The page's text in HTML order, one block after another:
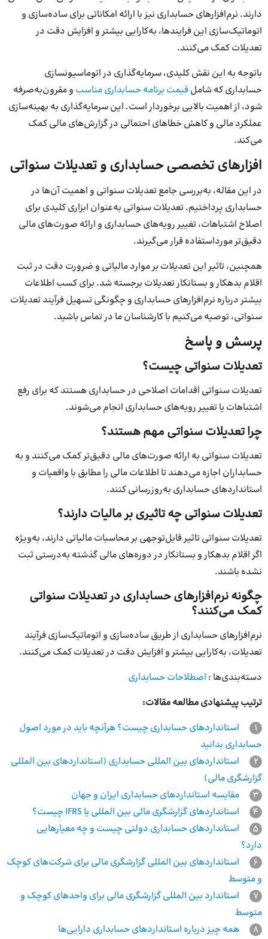
دارند. نرم‌افزارهای حسابداری نیز با ارائه امکاناتی برای ساده‌سازی و
اتوماتیک‌سازی این فرایندها، به‌کارایی بیشتر و افزایش دقت در
تعدیلات کمک می‌کنند.
با‌توجه به این نقش کلیدی، سرمایه‌گذاری در اتوماسیون‎سازی
حسابداری که شامل قیمت برنامه حسابداری مناسب و مقرون‌به‌صرفه‌
شود، از اهمیت بالایی برخوردار است. این سرمایه‌گذاری به بهینه‌سازی
عملکرد مالی و کاهش خطاهای احتمالی در گزارش‌های مالی کمک
می‌کند.
افزارهای تخصصی حسابداری و تعدیلات سنواتی
در این مقاله، به‌بررسی جامع تعدیلات سنواتی و اهمیت آن‌ها در
حسابداری پرداختیم. تعدیلات سنواتی به‌عنوان ابزاری کلیدی برای
اصلاح اشتباهات، تغییر رویه‌های حسابداری و ارائه صورت‌های مالی
دقیق‌تر مورداستفاده قرار می‌گیرند.
همچنین، تاثیر این تعدیلات بر موارد مالیاتی و ضرورت دقت در ثبت
اقلام بدهکار و بستانکار تعدیلات برجسته شد. برای کسب اطلاعات
بیشتر درباره نرم‌افزارهای حسابداری و چگونگی تسهیل فرآیند تعدیلات
سنواتی، توصیه می‌کنیم با کارشناسان ما در تماس باشید.
پرسش و پاسخ
تعدیلات سنواتی چیست؟
تعدیلات سنواتی اقدامات اصلاحی در حسابداری هستند که برای رفع
اشتباهات یا تغییر رویه‌های حسابداری انجام می‌شوند.
چرا تعدیلات سنواتی مهم هستند؟
تعدیلات سنواتی به ارائه صورت‌های مالی دقیق‌تر کمک می‌کنند و به
حسابداران اجازه می‌دهند تا اطلاعات مالی را مطابق با واقعیات و
استانداردهای حسابداری به‌روزرسانی کنند.
تعدیلات سنواتی چه تاثیری بر مالیات دارند؟
تعدیلات سنواتی تاثیر قابل‌توجهی بر محاسبات مالیاتی دارند، به‌ویژه
اگر اقلام بدهکار و بستانکار در دوره‌های مالی گذشته به‌درستی ثبت
نشده باشند.
چگونه نرم‌افزارهای حسابداری در تعدیلات سنواتی
کمک می‌کنند؟
نرم‌افزارهای حسابداری از طریق ساده‌سازی و اتوماتیک‌سازی فرآیند
تعدیلات، به‌کارایی بیشتر و افزایش دقت در تعدیلات کمک می‌کنند.
دسته‌بندی‌ها : اصطلاحات حسابداری
ترتیب پیشنهادی مطالعه مقالات:
1
استانداردهای حسابداری چیست؟ هرآنچه باید در مورد اصول
حسابداری بدانید
2
استانداردهای بین المللی حسابداری (استانداردهای بین المللی
گزارشگری مالی)
3
مقایسه استانداردهای حسابداری ایران و جهان
4
استانداردهای گزارشگری مالی بین المللی یا IFRS چیست؟
5
استانداردهای حسابداری دولتی چیست و چه معیارهایی
دارد؟
6
استانداردهای بین المللی گزارشگری مالی برای شرکت‌های کوچک
و متوسط
7
استاندارد بین‌ المللی گزارشگری مالی برای واحدهای کوچک و
متوسط
8
همه چیز درباره استانداردهای حسابداری دارایی‌ها